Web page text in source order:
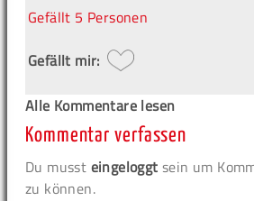
Gefällt 5 Personen
Gefällt mir:
Alle Kommentare lesen
Kommentar verfassen
Du musst eingeloggt sein um
zu können.